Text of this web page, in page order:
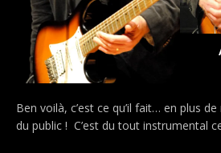
Ben voilà, c’est ce qu’il fait… en plus
du public ! C’est du tout instrumental